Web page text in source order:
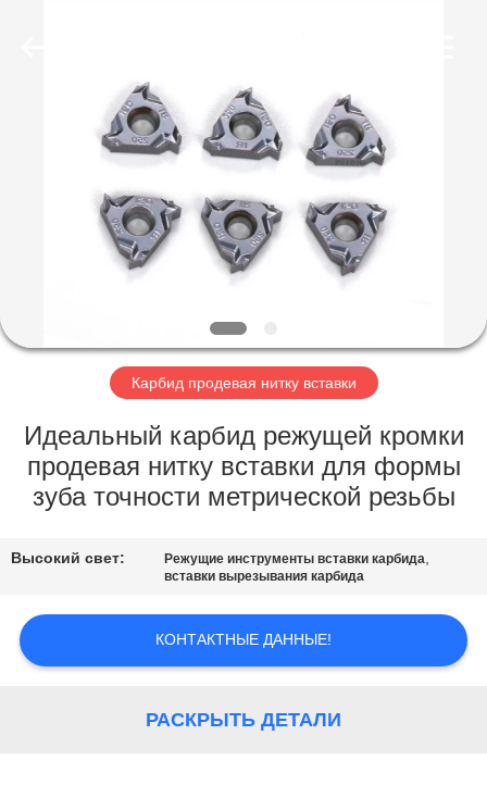
ПРОДУКТЫ
ПУТЕШЕСТВИЕ
ФАБРИКИ
ПРОВЕРКА
КАЧЕСТВА
СВЯЖИТЕСЬ
НОВОСТИ
СПРОСИТЕ
Карбид продевая нитку вставки
Идеальный карбид режущей кромки
продевая нитку вставки для формы
зуба точности метрической резьбы
Высокий свет: Режущие инструменты вставки карбида,
вставки вырезывания карбида
КОНТАКТНЫЕ ДАННЫЕ!
РАСКРЫТЬ ДЕТАЛИ